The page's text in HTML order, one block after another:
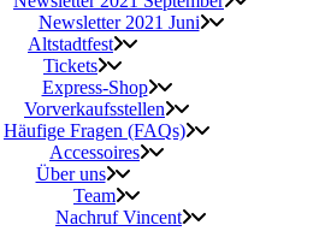
News­let­ter 2021 Juni
Alt­stadt­fest
Tickets
Express-Shop
Vor­ver­kaufs­stel­len
Häu­fi­ge Fra­gen (FAQs)
Acces­soires
Über uns
Team
Nach­ruf Vincent